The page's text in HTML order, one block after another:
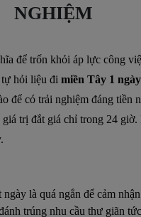
NGHIỆM
để trốn khỏi áp lực công
tự hỏi liệu đi miền Tây 1 ngày
để có trải nghiệm đáng tiền
trị đắt giá chỉ trong 24 giờ.
là quá ngắn để cảm
trúng nhu cầu thư giãn